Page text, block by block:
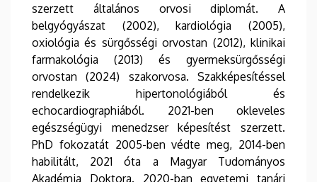
szerzett általános orvosi diplomát. A
belgyógyászat (2002), kardiológia (2005),
oxiológia és sürgősségi orvostan (2012), klinikai
farmakológia (2013) és gyermeksürgősségi
orvostan (2024) szakorvosa. Szakképesítéssel
rendelkezik hipertonológiából és
echocardiographiából. 2021-ben okleveles
egészségügyi menedzser képesítést szerzett.
PhD fokozatát 2005-ben védte meg, 2014-ben
habilitált, 2021 óta a Magyar Tudományos
Akadémia Doktora. 2020-ban egyetemi tanári